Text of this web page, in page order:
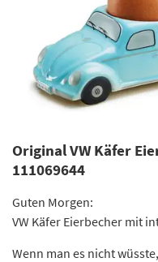
Original VW Käfer
111069644
Guten Morgen:
VW Käfer Eierbecher mit
Wenn man es nicht